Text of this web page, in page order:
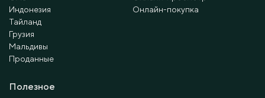
Индонезия
Тайланд
Грузия
Мальдивы
Проданные
Онлайн-покупка
Полезное